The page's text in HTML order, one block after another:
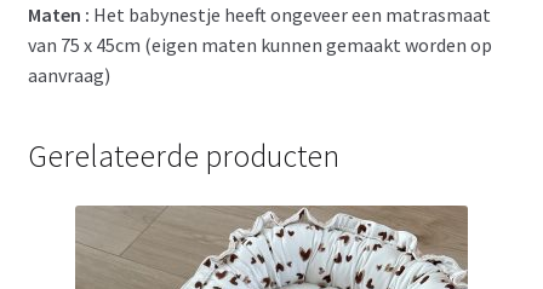
Maten : Het babynestje heeft ongeveer een matrasmaat
van 75 x 45cm (eigen maten kunnen gemaakt worden op
aanvraag)
Gerelateerde producten